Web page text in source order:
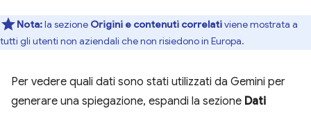
Nota:la sezione Origini e contenuti correlativiene mostrata a
tutti gli utenti non aziendali che non risiedono in Europa.
Per vedere quali dati sono stati utilizzati da Gemini per
generare una spiegazione, espandi la sezione Dati